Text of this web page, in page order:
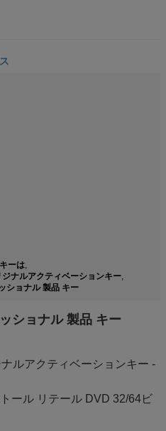
ーは,
ナルアクティベーションキー,
ショナル 製品 キー
ショナル 製品 キー
ルアクティベーションキー -
ール リテール DVD 32/64ビ